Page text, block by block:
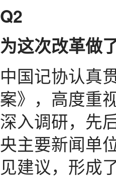
Q2
为这次改革做
中国记协认真
案》，高度重
深入调研，先
央主要新闻单
见建议，形成